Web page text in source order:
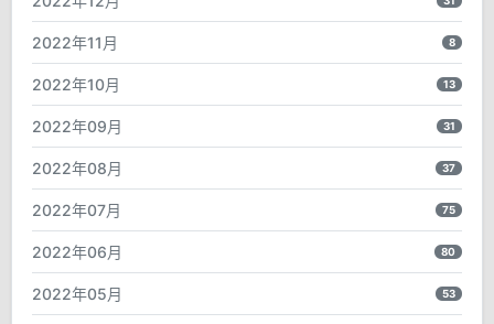
2022年11月 8
2022年10月 13
2022年09月 31
2022年08月 37
2022年07月 75
2022年06月 80
2022年05月 53